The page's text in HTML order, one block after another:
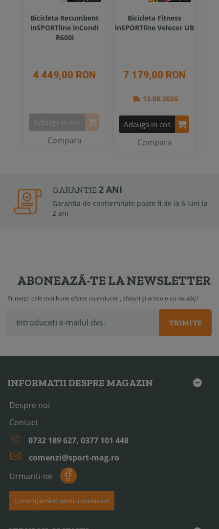
Bicicleta Recumbent
inSPORTline inCondi
R600i
4 449,00 RON
Adauga in cos
Compara
Bicicleta Fitness
inSPORTline Velocer UB
7 179,00 RON
13.08.2026
Adauga in cos
Compara
GARANTIE 2 ANI
Garantia de conformitate poate fi de la 6 luni la
2 ani
ABONEAZĂ-TE LA NEWSLETTER
Primești cele mai bune oferte cu reduceri, sfaturi și articole cu noutăți!
TRIMITE
INFORMATII DESPRE MAGAZIN
Despre noi
Contact
0732 189 627, 0377 101 448
comenzi@sport-mag.ro
Urmariti-ne
Consimțământ pentru cookie-uri